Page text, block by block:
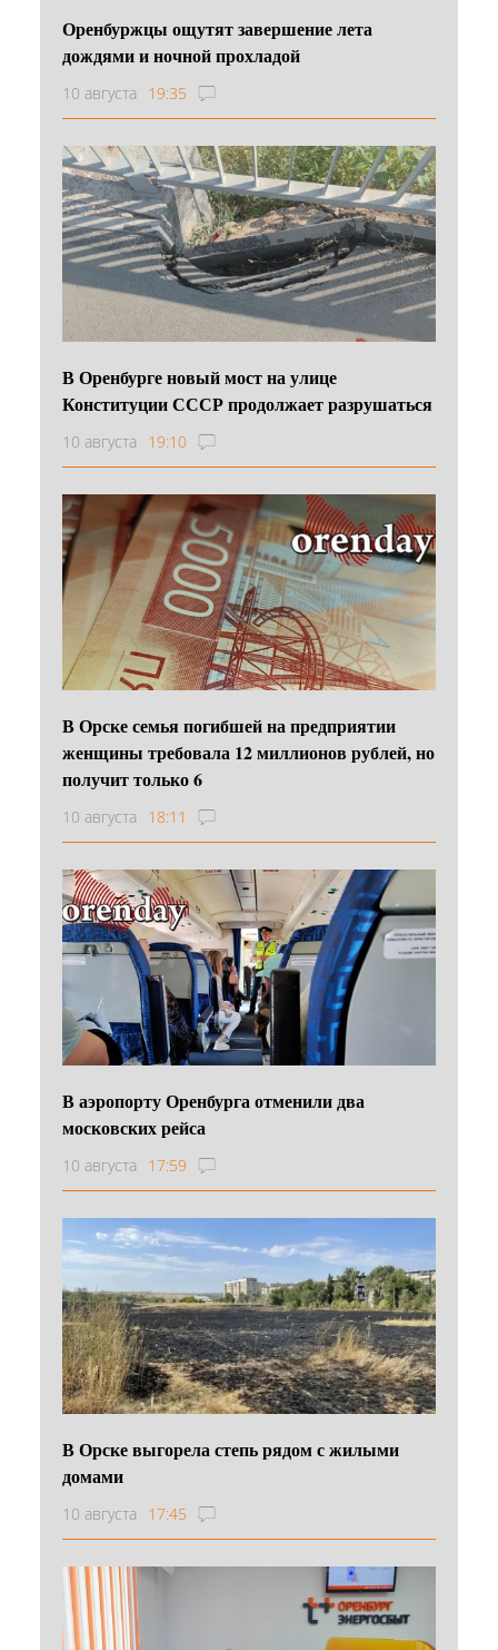
Оренбуржцы ощутят завершение лета
дождями и ночной прохладой
10 августа 19:35
В Оренбурге новый мост на улице
Конституции СССР продолжает разрушаться
10 августа 19:10
В Орске семья погибшей на предприятии
женщины требовала 12 миллионов рублей, но
получит только 6
10 августа 18:11
В аэропорту Оренбурга отменили два
московских рейса
10 августа 17:59
В Орске выгорела степь рядом с жилыми
домами
10 августа 17:45